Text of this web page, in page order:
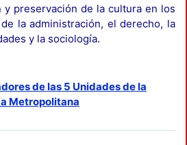
y preservación de la cultura en los
la administración, el derecho, la
y la sociología.
de las 5 Unidades de la
Metropolitana